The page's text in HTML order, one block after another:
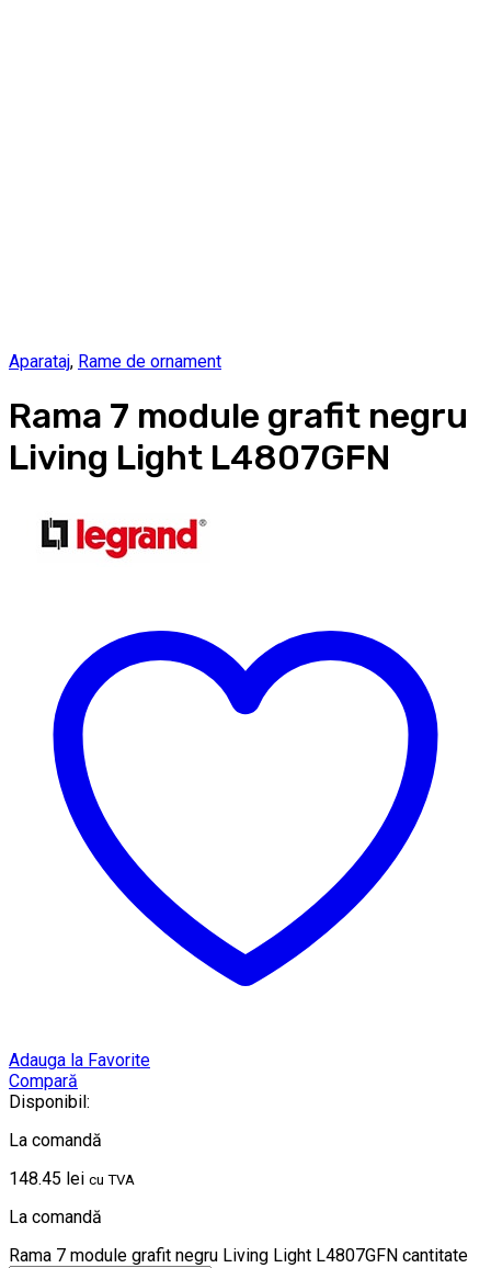
Aparataj, Rame de ornament
Rama 7 module grafit negru
Living Light L4807GFN
Adauga la Favorite
Compară
Disponibil:
La comandă
148.45 lei cu TVA
La comandă
Rama 7 module grafit negru Living Light L4807GFN cantitate